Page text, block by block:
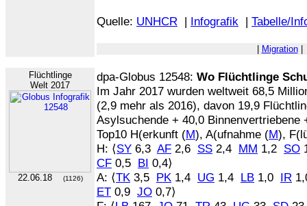
Quelle: UNHCR | Infografik | Tabelle/
Migration|
Flüchtlinge
Welt 2017
22.06.18 (1126)
dpa-Globus 12548: Wo Flüchtlinge
Im Jahr 2017 wurden weltweit 68,5
(2,9 mehr als 2016), davon 19,9
Asylsuchende + 40,0 Binnenvertriebene
Top10 H(erkunft (M), A(ufnahme (M),
H: ⟨SY 6,3 AF 2,6 SS 2,4 MM 1,2 SO
CF 0,5 BI 0,4⟩
A: ⟨TK 3,5 PK 1,4 UG 1,4 LB 1,0 IR
ET 0,9 JO 0,7⟩